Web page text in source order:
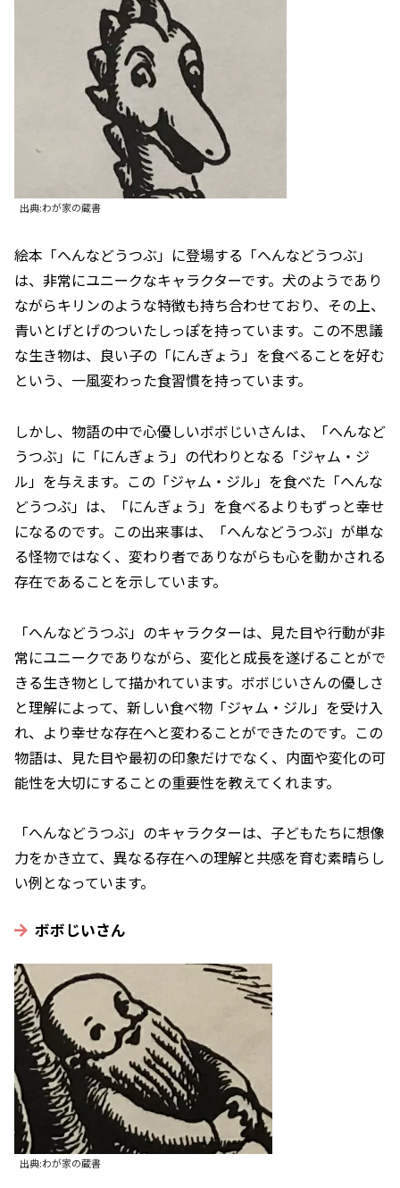
出典:わが家の蔵書
絵本「へんなどうつぶ」に登場する「へんなどうつぶ」
は、非常にユニークなキャラクターです。犬のようであり
ながらキリンのような特徴も持ち合わせており、その上、
青いとげとげのついたしっぽを持っています。この不思議
な生き物は、良い子の「にんぎょう」を食べることを好む
という、一風変わった食習慣を持っています。
しかし、物語の中で心優しいボボじいさんは、「へんなど
うつぶ」に「にんぎょう」の代わりとなる「ジャム・ジ
ル」を与えます。この「ジャム・ジル」を食べた「へんな
どうつぶ」は、「にんぎょう」を食べるよりもずっと幸せ
になるのです。この出来事は、「へんなどうつぶ」が単な
る怪物ではなく、変わり者でありながらも心を動かされる
存在であることを示しています。
「へんなどうつぶ」のキャラクターは、見た目や行動が非
常にユニークでありながら、変化と成長を遂げることがで
きる生き物として描かれています。ボボじいさんの優しさ
と理解によって、新しい食べ物「ジャム・ジル」を受け入
れ、より幸せな存在へと変わることができたのです。この
物語は、見た目や最初の印象だけでなく、内面や変化の可
能性を大切にすることの重要性を教えてくれます。
「へんなどうつぶ」のキャラクターは、子どもたちに想像
力をかき立て、異なる存在への理解と共感を育む素晴らし
い例となっています。
ボボじいさん
出典:わが家の蔵書